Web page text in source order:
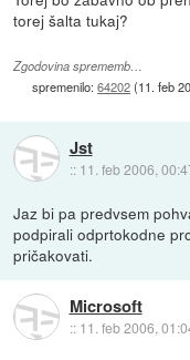
torej šalta tukaj?
Zgodovina sprememb…
spremenilo:64202(11. feb
Jst
:: 11. feb 2006,
Jaz bi pa predvsem
podpirali odprtokodne
pričakovati.
Microsoft
:: 11. feb 2006,